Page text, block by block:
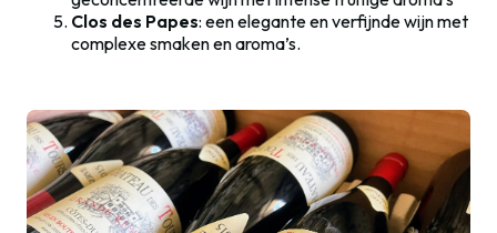
Clos des Papes: een elegante en verfijnde wijn met
complexe smaken en aroma’s.